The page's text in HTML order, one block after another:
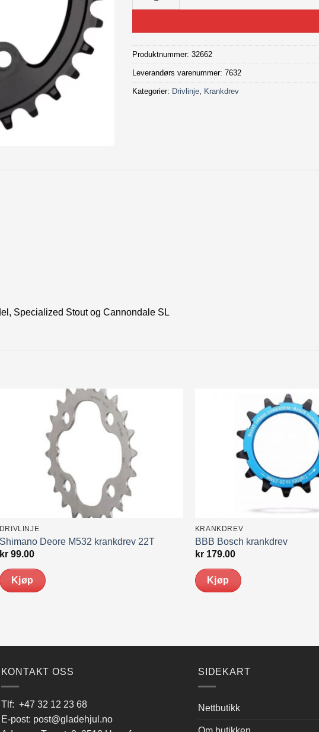
Produktnummer:32662
Leverandørs varenummer: 7632
Kategorier: Drivlinje, Krankdrev
Specialized Stout og Cannondale SL
DRIVLINJE
Shimano Deore M532 krankdrev 22T
kr99.00
Kjøp
KRANKDREV
BBB Bosch krankdrev
kr179.00
Kjøp
Alternativene
på
KONTAKT OSS
Tlf: +47 32 12 23 68
E-post: post@gladehjul.no
SIDEKART
Nettbutikk